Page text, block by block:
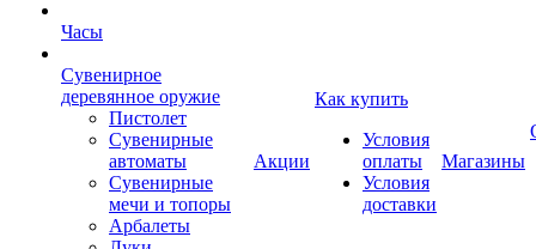
Часы
Сувенирное
деревянное оружие
Пистолет
Сувенирные
автоматы
Сувенирные
мечи и топоры
Арбалеты
Акции
Как купить
Условия
оплаты
Условия
доставки
Магазины